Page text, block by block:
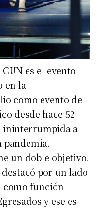
es el evento
en la
como evento de
desde hace 52
ininterrumpida a
pandemia.
un doble objetivo.
por un lado
como función
y ese es